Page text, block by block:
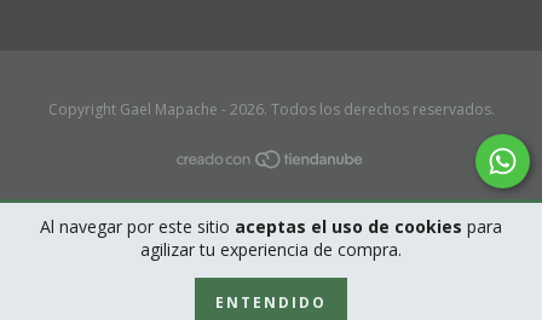
Al navegar por este sitio aceptas el uso de cookies para
agilizar tu experiencia de compra.
ENTENDIDO
Copyright Gael Mapache - 2026. Todos los derechos reservados.